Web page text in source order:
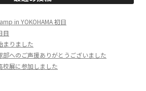
in YOKOHAMA 初日
目
まりました
部へのご声援ありがとうございました
校展に参加しました